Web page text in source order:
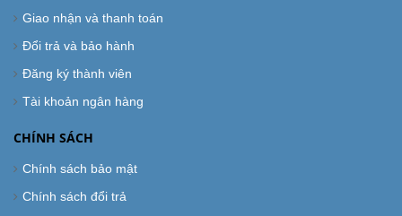
Giao nhận và thanh toán
Đổi trả và bảo hành
Đăng ký thành viên
Tài khoản ngân hàng
CHÍNH SÁCH
Chính sách bảo mật
Chính sách đổi trả